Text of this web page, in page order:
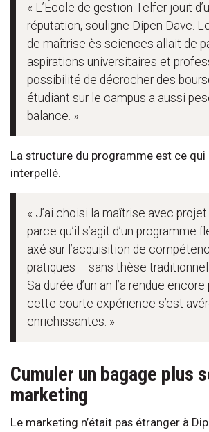
« L’École de gestion Telfer jouit
réputation, souligne Dipen Dave.
de maîtrise ès sciences allait de
aspirations universitaires et
possibilité de décrocher des
étudiant sur le campus a aussi
balance. »
La structure du programme est ce qui
interpellé.
« J’ai choisi la maîtrise avec
parce qu’il s’agit d’un programme
axé sur l’acquisition de
pratiques – sans thèse
Sa durée d’un an l’a rendue
cette courte expérience s’est
enrichissantes. »
Cumuler un bagage plus
marketing
Le marketing n’était pas étranger à